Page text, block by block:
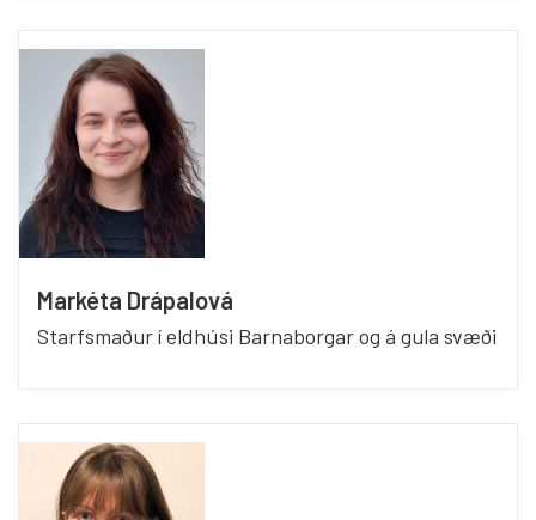
Markéta Drápalová
Starfsmaður í eldhúsi Barnaborgar og á gula svæði